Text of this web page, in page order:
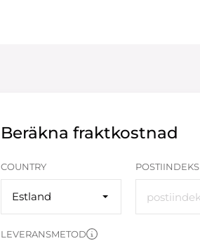
Beräkna fraktkostnad
COUNTRY
Estland
POSTIINDEKS
LEVERANSMETOD